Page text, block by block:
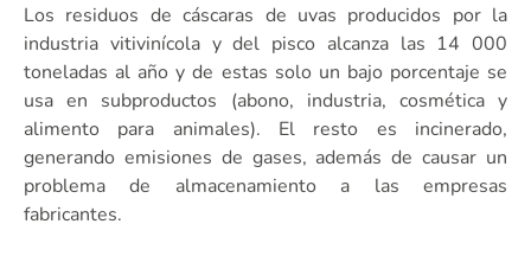
Los residuos de cáscaras de uvas producidos por la
industria vitivinícola y del pisco alcanza las 14 000
toneladas al año y de estas solo un bajo porcentaje se
usa en subproductos (abono, industria, cosmética y
alimento para animales). El resto es incinerado,
generando emisiones de gases, además de causar un
problema de almacenamiento a las empresas
fabricantes.